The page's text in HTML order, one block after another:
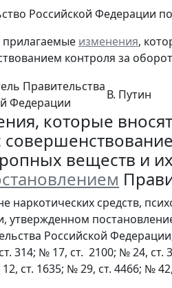
Российской Федерации
прилагаемые изменения,
контроля за
Правительства
Федерации
В. Путин
которые
веществ и
наркотических средств,
утвержденном
Российской
314; № 17, ст. 2100; № 24, ст.
ст. 1635; № 29, ст. 4466; №